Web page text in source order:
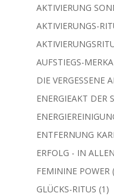
AKTIVIERUNG
AKTIVIERUNGS-
AUFSTIEGS-
DIE VERGESSENE
ENERGIEAKT DER
ENTFERNUNG
ERFOLG - IN
FEMININE POWER
GLÜCKS-RITUS 1 1